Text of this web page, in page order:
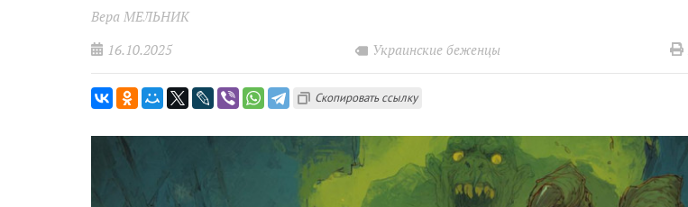
Вера МЕЛЬНИК
16.10.2025
Украинские беженцы
Скопировать ссылку